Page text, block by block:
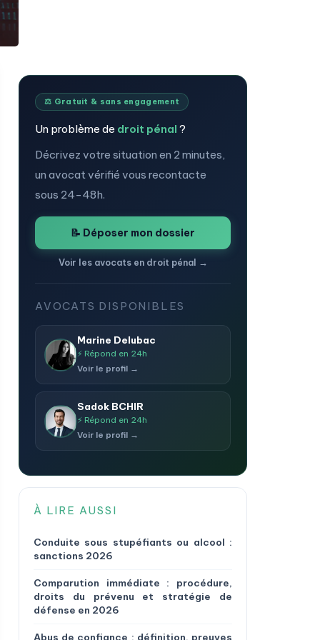
⚖️ Gratuit & sans engagement
Un problème de droit pénal ?
Décrivez votre situation en 2 minutes,
un avocat vérifié vous recontacte
sous 24-48h.
📝 Déposer mon dossier
Voir les avocats en droit pénal →
AVOCATS DISPONIBLES
Marine Delubac
⚡ Répond en 24h
Voir le profil →
Sadok BCHIR
⚡ Répond en 24h
Voir le profil →
À LIRE AUSSI
Conduite sous stupéfiants ou alcool :
sanctions 2026
Comparution immédiate : procédure,
droits du prévenu et stratégie de
défense en 2026
Abus de confiance : définition, preuves